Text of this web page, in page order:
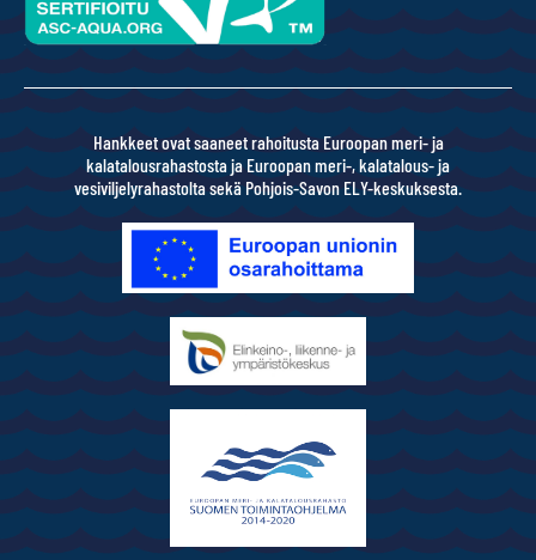
Hankkeet ovat saaneet rahoitusta Euroopan meri- ja
kalatalousrahastosta ja Euroopan meri-, kalatalous- ja
vesiviljelyrahastolta sekä Pohjois-Savon ELY-keskuksesta.